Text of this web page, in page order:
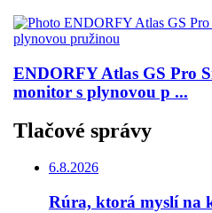
ENDORFY Atlas GS Pro
monitor s plynovou p ...
Tlačové správy
6.8.2026
Rúra, ktorá myslí na